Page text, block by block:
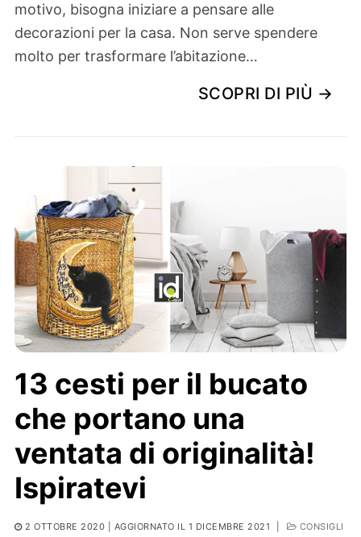
motivo, bisogna iniziare a pensare alle
decorazioni per la casa. Non serve spendere
molto per trasformare l’abitazione…
SCOPRI DI PIÙ →
13 cesti per il bucato
che portano una
ventata di originalità!
Ispiratevi
2 OTTOBRE 2020 | AGGIORNATO IL 1 DICEMBRE 2021 CONSIGLI